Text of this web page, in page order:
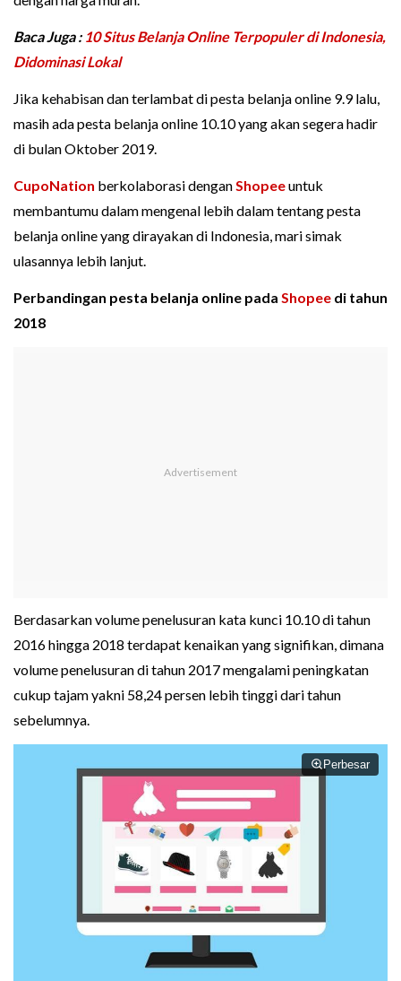
Baca Juga : 10 Situs Belanja Online Terpopuler di Indonesia,
Didominasi Lokal
Jika kehabisan dan terlambat di pesta belanja online 9.9 lalu,
masih ada pesta belanja online 10.10 yang akan segera hadir
di bulan Oktober 2019.
CupoNation berkolaborasi denganShopeeuntuk
membantumu dalam mengenal lebih dalam tentang pesta
belanja online yang dirayakan di Indonesia, mari simak
ulasannya lebih lanjut.
Perbandingan pesta belanja online pada Shopee di tahun
2018
Berdasarkan volume penelusuran kata kunci 10.10 di tahun
2016 hingga 2018 terdapat kenaikan yang signifikan, dimana
volume penelusuran di tahun 2017 mengalami peningkatan
cukup tajam yakni 58,24 persen lebih tinggi dari tahun
sebelumnya.
Perbesar